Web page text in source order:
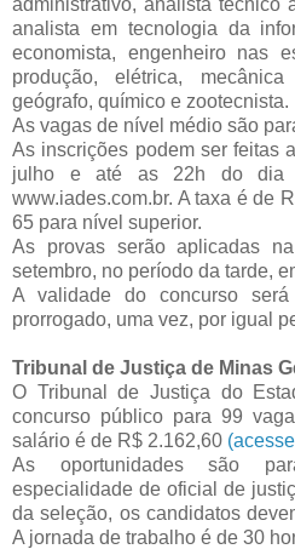
analista em tecnologia da
economista, engenheiro nas
produção, elétrica,
geógrafo, químico e zootecnista.
As vagas de nível médio são
As inscrições podem ser feitas
julho e até as 22h do dia
www.iades.com.br. A taxa é de
65 para nível superior.
As provas serão aplicadas
setembro, no período da tarde,
A validade do concurso
prorrogado, uma vez, por igual
Tribunal de Justiça de Minas
O Tribunal de Justiça do
concurso público para 99
salário é de R$ 2.162,60
As oportunidades são
especialidade de oficial de
da seleção, os candidatos
A jornada de trabalho é de 30